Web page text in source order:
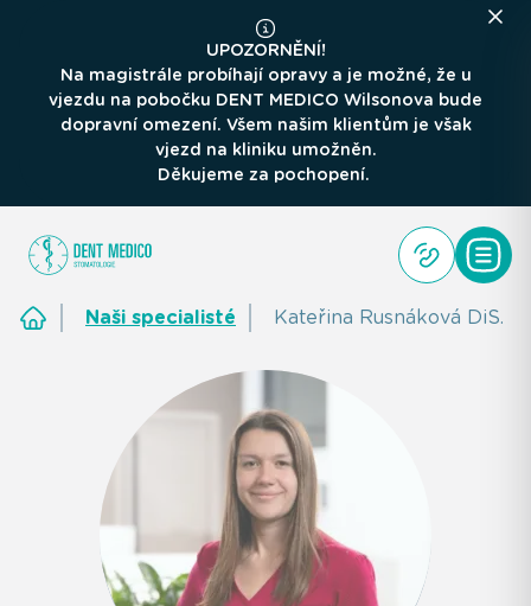
UPOZORNĚNÍ!
Na magistrále probíhají opravy a je možné, že u
vjezdu na pobočku DENT MEDICO Wilsonova bude
dopravní omezení. Všem našim klientům je však
vjezd na kliniku umožněn.
Děkujeme za pochopení.
Naši specialisté Kateřina Rusnáková DiS.